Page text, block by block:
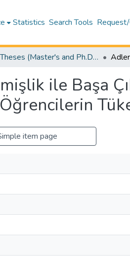
Statistics Search Tools
Theses (Master's and Ph.D) – Psychology
ile Başa
Öğrencilerin
item page